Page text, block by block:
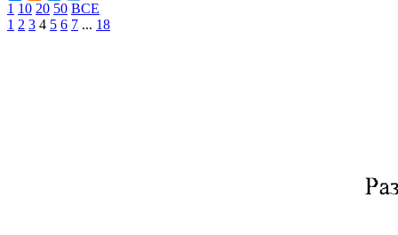
1 10 20 50 ВСЕ
1 2 3 4 5 6 7 ... 18